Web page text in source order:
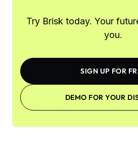
Try Brisk today. Your
you.
SIGN UP FOR
DEMO FOR YOUR